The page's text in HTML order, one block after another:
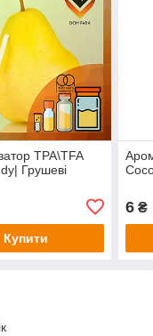
TPA\TFA
Грушеві
Купити
6 ₴